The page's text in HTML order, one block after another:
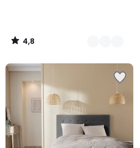
4,8
/